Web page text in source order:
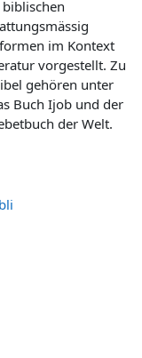
im Kontext
vorgestellt. Zu
gehören unter
Buch Ijob und der
der Welt.